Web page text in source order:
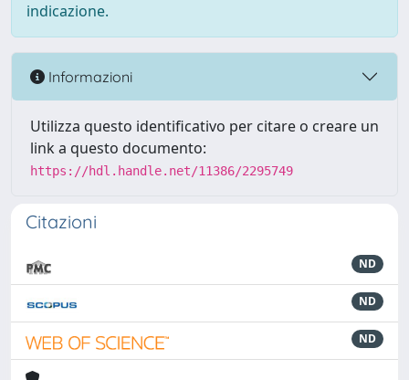
indicazione.
Informazioni
Utilizza questo identificativo per citare o creare un
link a questo documento:
https://hdl.handle.net/11386/2295749
Citazioni
ND
ND
ND